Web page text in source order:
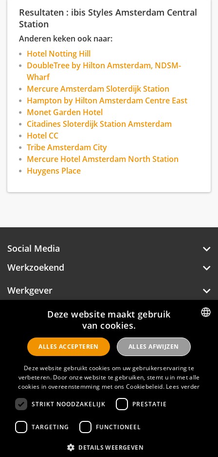
Resultaten : ibis Styles Amsterdam Central
Station
Anderen keken ook naar:
Hotel Notting Hill
DoubleTree by Hilton Amsterdam, NDSM-
Wharf
Mercure Amsterdam Sloterdijk Station
Hampton by Hilton Amsterdam Centre East
Monet Garden Hotel
Citadines Sloterdijk Station Amsterdam
Hotel CC
Tribe Amsterdam City
Mercure Hotel Amsterdam North Station
Huygens Place
Social Media
Werkzoekend
Werkgever
Over Hotelprofessionals
Hotelprofessionals
FAQ
Privacyverklaring
Contact
Gebruikersvoorwaarden
DUTCH
ENGLISH
Deze website maakt gebruik
van cookies.
Deze website gebruikt cookies om uw gebruikerservaring te
verbeteren. Door onze website te gebruiken, stemt u in met alle
cookies in overeenstemming met ons Cookiebeleid. Lees verder
STRIKT NOODZAKELIJK PRESTATIE
TARGETING FUNCTIONEEL
ALLES ACCEPTEREN ALLES AFWIJZEN
DETAILS WEERGEVEN